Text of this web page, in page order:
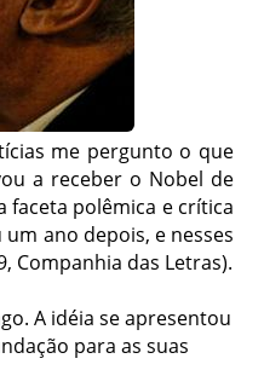
me pergunto o que
a receber o Nobel de
faceta polêmica e crítica
ano depois, e nesses
Companhia das Letras).
A idéia se apresentou
para as suas